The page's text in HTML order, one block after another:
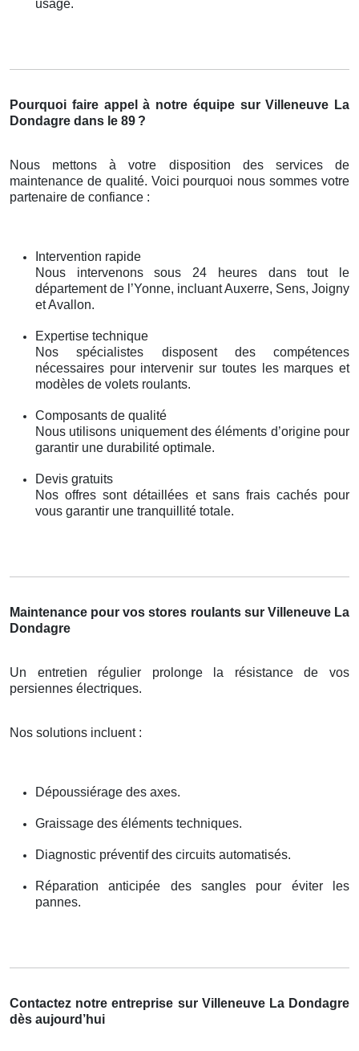
usage.
Pourquoi faire appel à notre équipe sur Villeneuve La
Dondagre dans le 89 ?
Nous mettons à votre disposition des services de
maintenance de qualité. Voici pourquoi nous sommes votre
partenaire de confiance :
Intervention rapide
Nous intervenons sous 24 heures dans tout le
département de l’Yonne, incluant Auxerre, Sens, Joigny
et Avallon.
Expertise technique
Nos spécialistes disposent des compétences
nécessaires pour intervenir sur toutes les marques et
modèles de volets roulants.
Composants de qualité
Nous utilisons uniquement des éléments d’origine pour
garantir une durabilité optimale.
Devis gratuits
Nos offres sont détaillées et sans frais cachés pour
vous garantir une tranquillité totale.
Maintenance pour vos stores roulants sur Villeneuve La
Dondagre
Un entretien régulier prolonge la résistance de vos
persiennes électriques.
Nos solutions incluent :
Dépoussiérage des axes.
Graissage des éléments techniques.
Diagnostic préventif des circuits automatisés.
Réparation anticipée des sangles pour éviter les
pannes.
Contactez notre entreprise sur Villeneuve La Dondagre
dès aujourd’hui